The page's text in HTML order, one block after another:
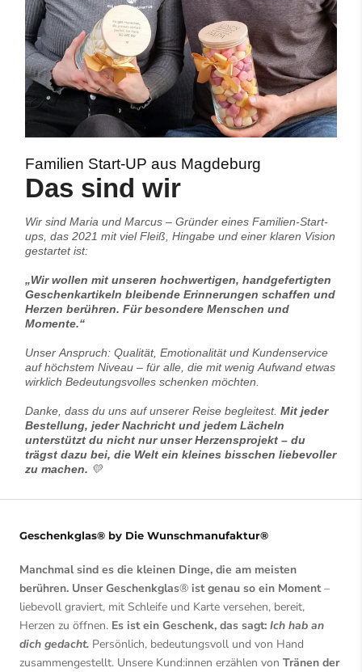
Familien Start-UP aus Magdeburg
Das sind wir
Wir sind Maria und Marcus – Gründer eines Familien-Start-
ups, das 2021 mit viel Fleiß, Hingabe und einer klaren Vision
gestartet ist:
„Wir wollen mit unseren hochwertigen, handgefertigten
Geschenkartikeln bleibende Erinnerungen schaffen und
Herzen berühren. Für besondere Menschen und
Momente.“
Unser Anspruch: Qualität, Emotionalität und Kundenservice
auf höchstem Niveau – für alle, die mit wenig Aufwand etwas
wirklich Bedeutungsvolles schenken möchten.
Danke, dass du uns auf unserer Reise begleitest. Mit jeder
Bestellung, jeder Nachricht und jedem Lächeln
unterstützt du nicht nur unser Herzensprojekt – du
trägst dazu bei, die Welt ein kleines bisschen liebevoller
zu machen. 💛
Geschenkglas® by Die Wunschmanufaktur®
Manchmal sind es die kleinen Dinge, die am meisten
berühren. Unser Geschenkglas® ist genau so ein Moment–
liebevoll graviert, mit Schleife und Karte versehen, bereit,
Herzen zu öffnen. Es ist ein Geschenk, das sagt: Ich hab an
dich gedacht. Persönlich, bedeutungsvoll und von Hand
zusammengestellt. Unsere Kund:innen erzählen von Tränen der